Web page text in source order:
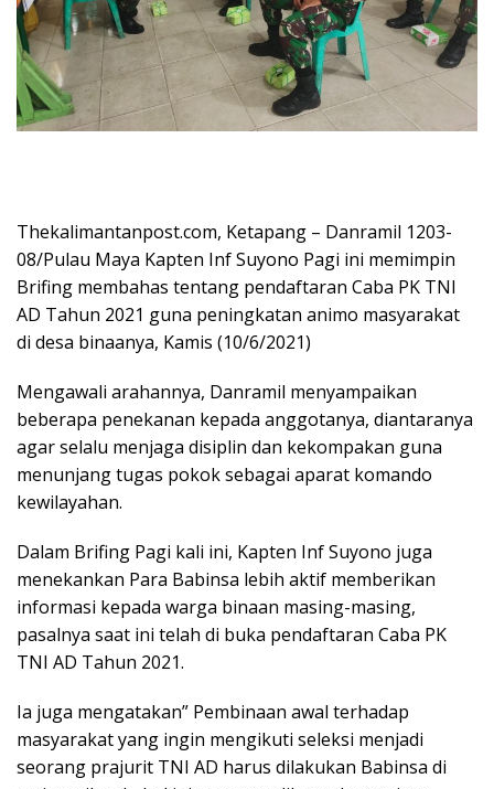
Thekalimantanpost.com, Ketapang – Danramil 1203-
08/Pulau Maya Kapten Inf Suyono Pagi ini memimpin
Brifing membahas tentang pendaftaran Caba PK TNI
AD Tahun 2021 guna peningkatan animo masyarakat
di desa binaanya, Kamis (10/6/2021)
Mengawali arahannya, Danramil menyampaikan
beberapa penekanan kepada anggotanya, diantaranya
agar selalu menjaga disiplin dan kekompakan guna
menunjang tugas pokok sebagai aparat komando
kewilayahan.
Dalam Brifing Pagi kali ini, Kapten Inf Suyono juga
menekankan Para Babinsa lebih aktif memberikan
informasi kepada warga binaan masing-masing,
pasalnya saat ini telah di buka pendaftaran Caba PK
TNI AD Tahun 2021.
Ia juga mengatakan” Pembinaan awal terhadap
masyarakat yang ingin mengikuti seleksi menjadi
seorang prajurit TNI AD harus dilakukan Babinsa di